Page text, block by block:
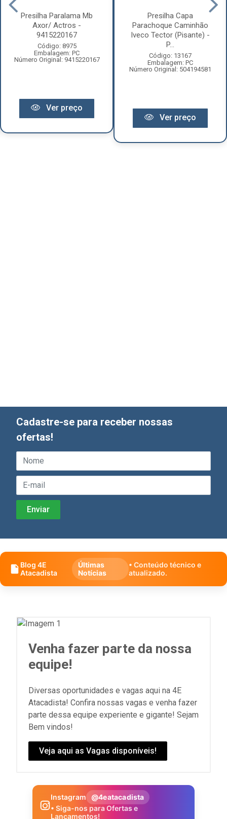
Presilha Paralama Mb
Axor/ Actros -
9415220167
Código: 8975
Embalagem: PC
Número Original: 9415220167
Ver preço
Presilha Capa
Parachoque Caminhão
Iveco Tector (Pisante) -
P...
Código: 13167
Embalagem: PC
Número Original: 504194581
Ver preço
Cadastre-se para receber nossas
ofertas!
Blog 4E
Atacadista
Últimas
Notícias
• Conteúdo técnico e
atualizado.
Venha fazer parte da nossa
equipe!
Diversas oportunidades e vagas aqui na 4E
Atacadista! Confira nossas vagas e venha fazer
parte dessa equipe experiente e gigante! Sejam
Bem vindos!
Veja aqui as Vagas disponíveis!
Instagram
@4eatacadista
• Siga-nos para Ofertas e
Lançamentos!